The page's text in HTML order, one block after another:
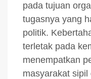
pada tujuan
tugasnya yang
politik.
terletak pada
menempatkan
masyarakat